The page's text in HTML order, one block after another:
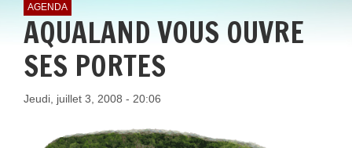
AGENDA
AQUALAND VOUS OUVRE
SES PORTES
Jeudi, juillet 3, 2008 - 20:06